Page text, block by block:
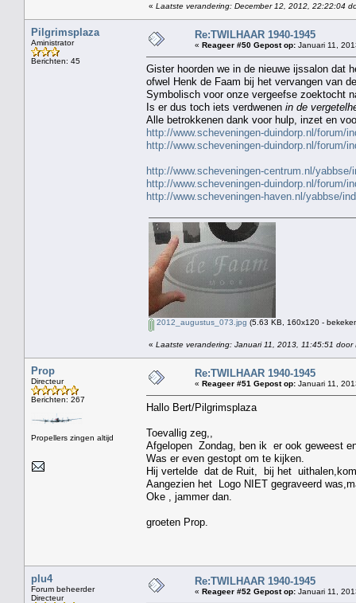
« Laatste verandering: December 12, 2012, 22:22:04
Pilgrimsplaza
Aministrator
Berichten: 45
Re:TWILHAAR 1940-1945
« Reageer #50 Gepost op: Januari 11,
Gister hoorden we in de nieuwe ijssalon dat
ofwel Henk de Faam bij het vervangen van
Symbolisch voor onze vergeefse zoektocht
Is er dus toch iets verdwenen in de
Alle betrokkenen dank voor hulp, inzet en
http://www.scheveningen-duindorp.nl/forum/
http://www.scheveningen-duindorp.nl/forum/
http://www.scheveningen-centrum.nl/
http://www.scheveningen-duindorp.nl/forum/
http://www.scheveningen-haven.nl/yabbse/
2012_augustus_073.jpg (5.63 KB, 160x120 -
« Laatste verandering: Januari 11, 2013, 11:45:51 door
Prop
Directeur
Berichten: 267
Propellers zingen altijd
Re:TWILHAAR 1940-1945
« Reageer #51 Gepost op: Januari 11,
Hallo Bert/Pilgrimsplaza
Toevallig zeg,,
Afgelopen Zondag, ben ik er ook geweest
Was er even gestopt om te kijken.
Hij vertelde dat de Ruit, bij het
Aangezien het Logo NIET gegraveerd
Oke , jammer dan.
groeten Prop.
plu4
Forum beheerder
Directeur
Re:TWILHAAR 1940-1945
« Reageer #52 Gepost op: Januari 11,